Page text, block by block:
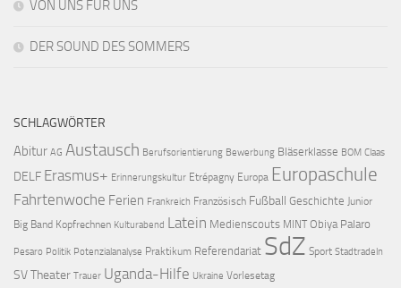
VON UNS FÜR UNS
DER SOUND DES SOMMERS
SCHLAGWÖRTER
Abitur AG Austausch Berufsorientierung Bewerbung Bläserklasse BOM Claas
DELF Erasmus+ Erinnerungskultur Etrépagny Europa Europaschule
Fahrtenwoche Ferien Frankreich Französisch Fußball Geschichte Junior
Big Band Kopfrechnen Kulturabend Latein Medienscouts MINT Obiya Palaro
Pesaro Politik Potenzialanalyse Praktikum Referendariat SdZ Sport Stadtradeln
SVTheater Trauer Uganda-Hilfe Ukraine Vorlesetag